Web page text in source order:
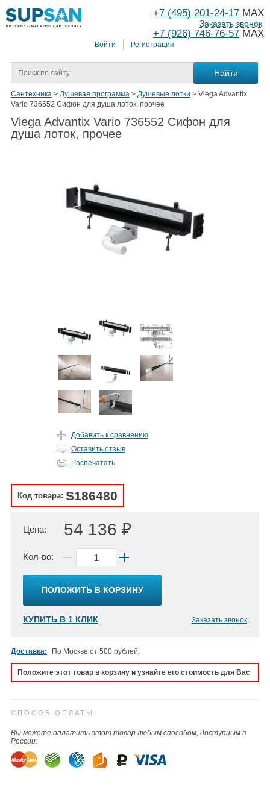
Войти Регистрация
+7 (495) 201-24-17 MAX
+7 (926) 746-76-57 MAX
Заказать звонок
Сантехника > Душевая программа > Душевые лотки > Viega Advantix
Vario 736552 Сифон для душа лоток, прочее
Viega Advantix Vario 736552 Сифон для
душа лоток, прочее
Добавить к сравнению
Оставить отзыв
Распечатать
Код товара: S186480
Цена: 54 136 ₽
Кол-во:
ПОЛОЖИТЬ В КОРЗИНУ
КУПИТЬ В 1 КЛИК Заказать звонок
Доставка: По Москве от 500 рублей.
Положите этот товар в корзину и узнайте его стоимость для Вас
СПОСОБ ОПЛАТЫ:
Вы можете оплатить этот товар любым способом, доступным в
России: